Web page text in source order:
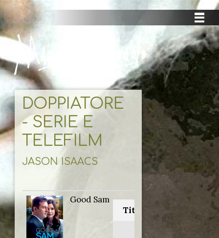
DOPPIATORE
- SERIE E
TELEFILM
JASON ISAACS
Good Sam
Titolo originale:
Good Sam